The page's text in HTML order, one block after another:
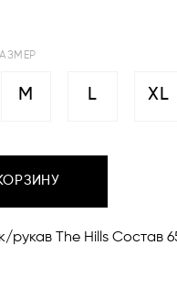
M L XL
рукав The Hills Состав